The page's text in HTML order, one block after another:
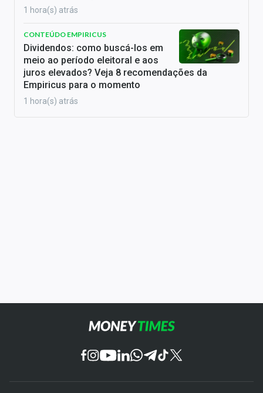
1 hora(s) atrás
CONTEÚDO EMPIRICUS
Dividendos: como buscá-los em
meio ao período eleitoral e aos
juros elevados? Veja 8 recomendações da
Empiricus para o momento
1 hora(s) atrás